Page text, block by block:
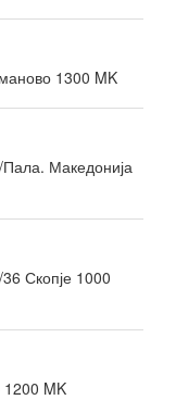
1300 MK
Македонија
Скопје 1000
1200 MK